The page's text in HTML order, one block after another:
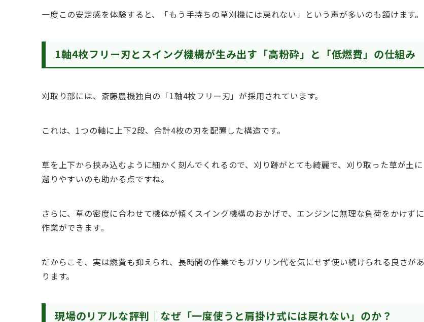
一度この安定感を体験すると、「もう手持ちの草刈機には戻れない」という声が多いのも頷けます。
1軸4枚フリー刃とスイング機構が生み出す「高粉砕」と「低燃費」の仕組み
刈取り部には、斎藤農機独自の「1軸4枚フリー刃」が採用されています。
これは、1つの軸に上下2段、合計4枚の刃を配置した構造です。
草を上下から挟み込むように細かく刻んでくれるので、刈り跡がとても綺麗で、刈り取った草が土に
還りやすいのも助かる点ですね。
さらに、草の密度に合わせて機体が傾くスイング機構のおかげで、エンジンに無理な負荷をかけずに
作業ができます。
だからこそ、実は燃費も抑えられ、長時間の作業でもガソリン代を気にせず使い続けられる良さがあ
ります。
現場のリアルな評判｜なぜ「一度使うと肩掛け式には戻れない」のか？